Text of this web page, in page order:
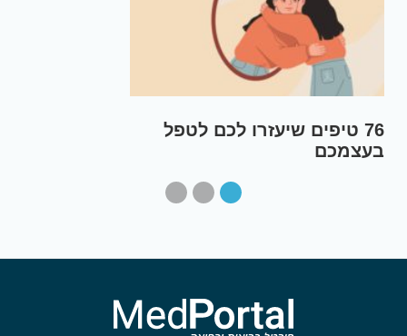
76 טיפים שיעזרו לכם לטפל
בעצמכם